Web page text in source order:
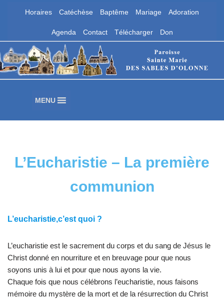
au
contenu
Horaires Catéchèse Baptême Mariage Adoration
Agenda Contact Télécharger Don
Paroisse Sainte Marie des Sables
d'Olonne
MENU
L’Eucharistie – La première
communion
L’eucharistie,c’est quoi ?
L’eucharistie est le sacrement du corps et du sang de Jésus le
Christ donné en nourriture et en breuvage pour que nous
soyons unis à lui et pour que nous ayons la vie.
Chaque fois que nous célébrons l’eucharistie, nous faisons
mémoire du mystère de la mort et de la résurrection du Christ